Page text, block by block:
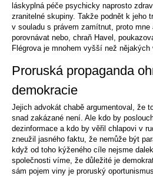
láskyplná péče psychicky naprosto
zranitelné skupiny. Takže podnět k jeho
v souladu s právem zamítnut, proto mne
porovnávat nebo, chraň Havel,
Flégrova je mnohem vyšší než nějakých
Proruská propaganda
demokracie
Jejich advokát chabě argumentoval, že
snad zakázané není. Ale kdo by
dezinformace a kdo by věřil chlapovi v
zneužil jasného faktu, že nemůže být
když od toho kýženého cíle nejsme
společnosti víme, že důležité je
sám pojem viny je proruský